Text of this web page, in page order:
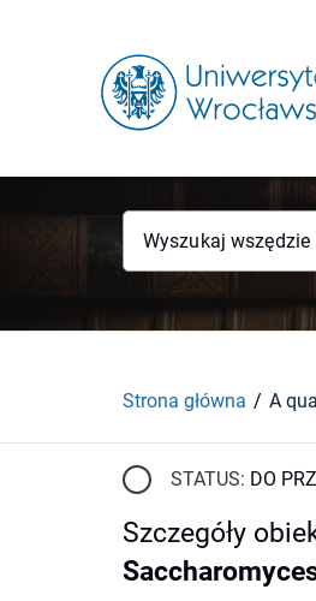
Wyszukaj wszędzie
Strona główna
STATUS: DO
Szczegóły